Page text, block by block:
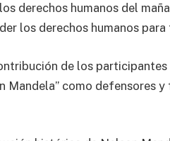
derechos humanos del
los derechos humanos para
de los
Mandela” como defensores